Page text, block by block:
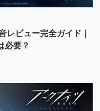
レビュー完全ガイド｜
必要？